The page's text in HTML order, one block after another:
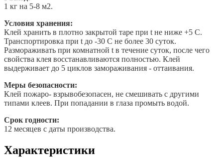
1 кг на 5-8 м2.
Условия хранения:
Клей хранить в плотно закрытой таре при t не ниже +5 С.
Транспортировка при t до -30 С не более 30 суток.
Размораживать при комнатной t в течение суток, после чего
свойства клея восстанавливаются полностью. Клей
выдерживает до 5 циклов замораживания - оттаивания.
Меры безопасности:
Клей пожаро- взрывобезопасен, не смешивать с другими
типами клеев. При попадании в глаза промыть водой.
Срок годности:
12 месяцев с даты производства.
Характеристики